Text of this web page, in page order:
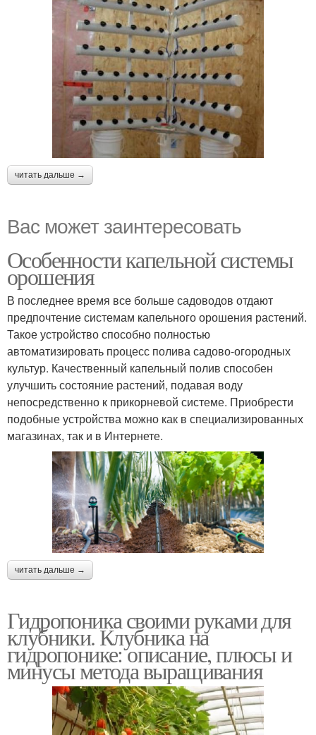
читать дальше →
Вас может заинтересовать
Особенности капельной системы
орошения
В последнее время все больше садоводов отдают
предпочтение системам капельного орошения растений.
Такое устройство способно полностью
автоматизировать процесс полива садово-огородных
культур. Качественный капельный полив способен
улучшить состояние растений, подавая воду
непосредственно к прикорневой системе. Приобрести
подобные устройства можно как в специализированных
магазинах, так и в Интернете.
читать дальше →
Гидропоника своими руками для
клубники. Клубника на
гидропонике: описание, плюсы и
минусы метода выращивания